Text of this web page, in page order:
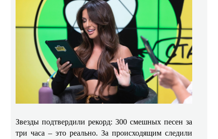
Звезды подтвердили рекорд: 300 смешных песен за
три часа – это реально. За происходящим следили